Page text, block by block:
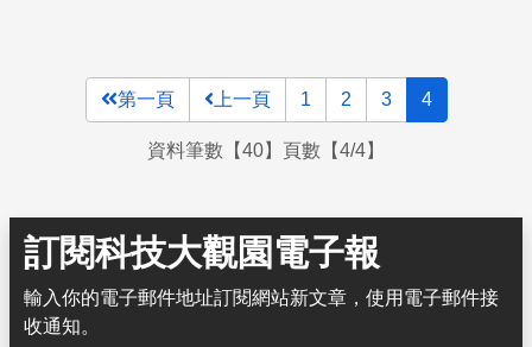
第一頁 上一頁 1 2 3 4
資料筆數【40】頁數【4/4】
訂閱科技大觀園電子報
輸入你的電子郵件地址訂閱網站新文章，使用電子郵件接
收通知。